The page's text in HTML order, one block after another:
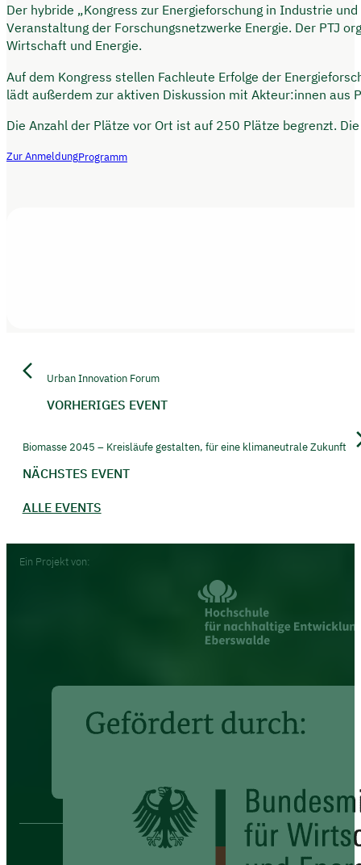
Der hybride „Kongress zur Energieforschung in Industrie
Veranstaltung der Forschungsnetzwerke Energie. Der PTJ
Wirtschaft und Energie.
Auf dem Kongress stellen Fachleute Erfolge der
lädt außerdem zur aktiven Diskussion mit Akteur:innen aus
Die Anzahl der Plätze vor Ort ist auf 250 Plätze begrenzt.
Zur AnmeldungProgramm
Urban Innovation Forum
VORHERIGES EVENT
ALLE EVENTS
Biomasse 2045 – Kreisläufe gestalten, für eine klimaneutrale Zukunft
NÄCHSTES EVENT
Footer
Ein Projekt von: